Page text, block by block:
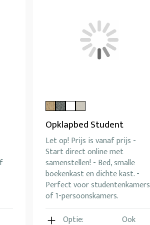
Opklapbed Student
Let op! Prijs is vanaf prijs -
Start direct online met
samenstellen! - Bed, smalle
boekenkast en dichte kast. -
Perfect voor studentenkamers
of 1-persoonskamers.
Optie:
Ook